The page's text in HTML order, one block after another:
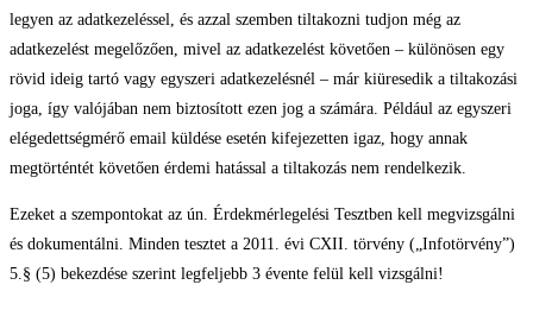
legyen az adatkezeléssel, és azzal szemben tiltakozni tudjon még az
adatkezelést megelőzően, mivel az adatkezelést követően – különösen egy
rövid ideig tartó vagy egyszeri adatkezelésnél – már kiüresedik a tiltakozási
joga, így valójában nem biztosított ezen jog a számára. Például az egyszeri
elégedettségmérő email küldése esetén kifejezetten igaz, hogy annak
megtörténtét követően érdemi hatással a tiltakozás nem rendelkezik.
Ezeket a szempontokat az ún. Érdekmérlegelési Tesztben kell megvizsgálni
és dokumentálni. Minden tesztet a 2011. évi CXII. törvény („Infotörvény”)
5.§ (5) bekezdése szerint legfeljebb 3 évente felül kell vizsgálni!